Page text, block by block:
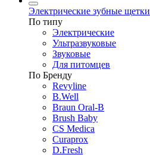
Электрические зубные щетки
По типу
Электрические
Ультразвуковые
Звуковые
Для питомцев
По Бренду
Revyline
B.Well
Braun Oral-B
Brush Baby
CS Medica
Curaprox
D.Fresh